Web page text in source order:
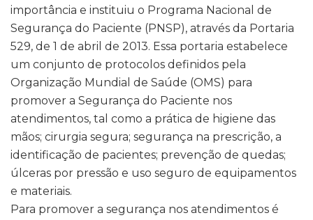
importância e instituiu o Programa Nacional de
Segurança do Paciente (PNSP), através da Portaria
529, de 1 de abril de 2013. Essa portaria estabelece
um conjunto de protocolos definidos pela
Organização Mundial de Saúde (OMS) para
promover a Segurança do Paciente nos
atendimentos, tal como a prática de higiene das
mãos; cirurgia segura; segurança na prescrição, a
identificação de pacientes; prevenção de quedas;
úlceras por pressão e uso seguro de equipamentos
e materiais.
Para promover a segurança nos atendimentos é